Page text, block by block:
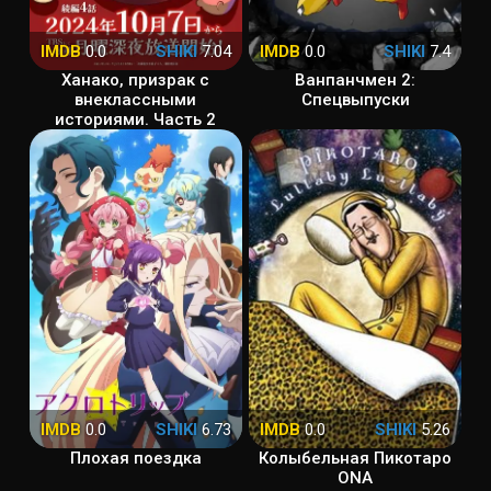
IMDB0.0 SHIKI7.04
Ханако, призрак с
внеклассными
историями. Часть 2
IMDB0.0 SHIKI 7.4
Ванпанчмен 2:
Спецвыпуски
IMDB0.0 SHIKI6.73
Плохая поездка
IMDB0.0 SHIKI5.26
Колыбельная Пикотаро
ONA